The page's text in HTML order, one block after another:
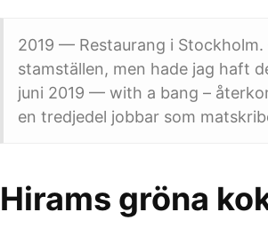
2019 — Restaurang i
stamställen, men hade jag haft
juni 2019 — with a bang –
en tredjedel jobbar som
Hirams gröna